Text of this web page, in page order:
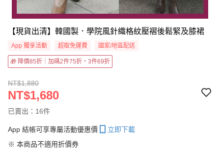
【現貨出清】韓國製．學院風針織格紋壓褶後鬆緊及膝裙
App 獨享活動 超取免運費 國家/地區配送
🎁 降價85折｜加碼2件75折・3件69折
NT$1,880
NT$1,680
已賣出：16件
App 結帳可享專屬活動優惠價
立即下載
※ 本商品不適用折價券